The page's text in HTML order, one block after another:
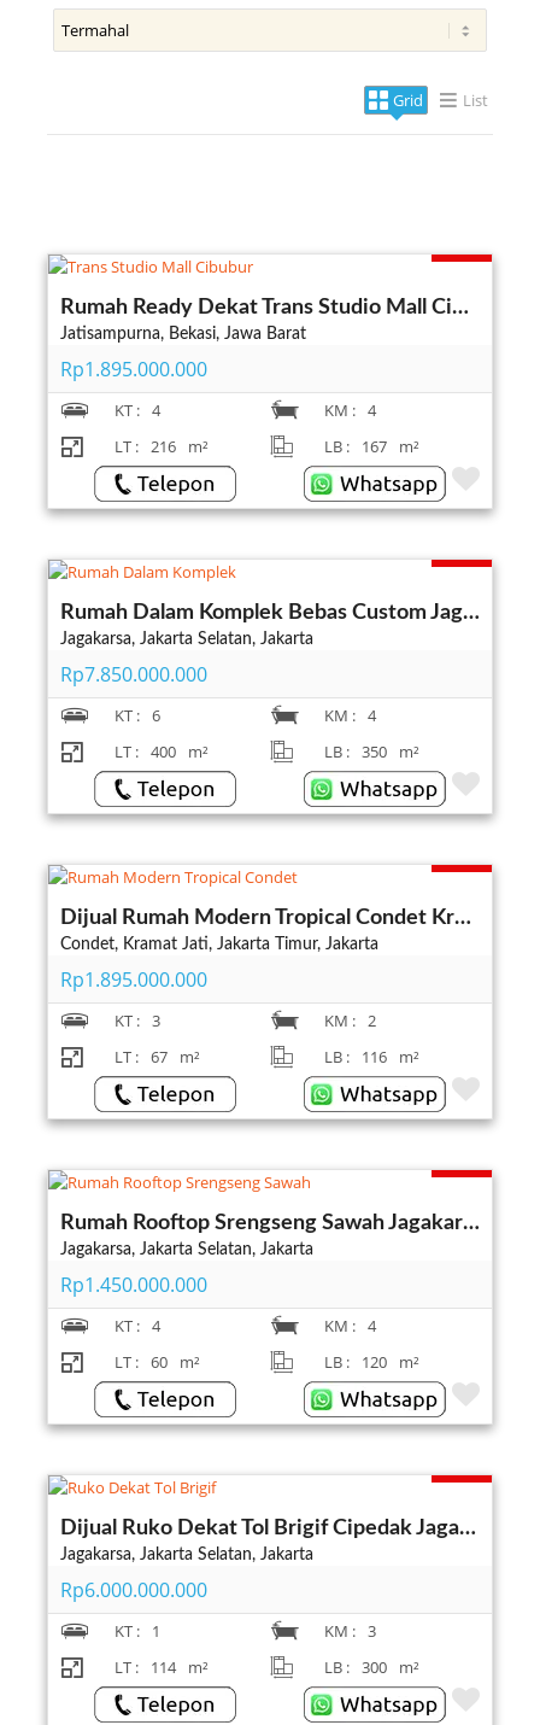
Grid List
Rumah Ready Dekat Trans Studio Mall Cibubur Jatisampurna Bekasi
Jatisampurna, Bekasi, Jawa Barat
Rp1.895.000.000
KT : 4 KM : 4
LT : 216 m² LB : 167 m²
Rumah Dalam Komplek Bebas Custom Jagakarsa Jakarta Selatan
Jagakarsa, Jakarta Selatan, Jakarta
Rp7.850.000.000
KT : 6 KM : 4
LT : 400 m² LB : 350 m²
Dijual Rumah Modern Tropical Condet Kramat Jati Jakarta Timur
Condet, Kramat Jati, Jakarta Timur, Jakarta
Rp1.895.000.000
KT : 3 KM : 2
LT : 67 m² LB : 116 m²
Rumah Rooftop Srengseng Sawah Jagakarsa Jakarta Selatan
Jagakarsa, Jakarta Selatan, Jakarta
Rp1.450.000.000
KT : 4 KM : 4
LT : 60 m² LB : 120 m²
Dijual Ruko Dekat Tol Brigif Cipedak Jagakarsa Jakarta Selatan
Jagakarsa, Jakarta Selatan, Jakarta
Rp6.000.000.000
KT : 1 KM : 3
LT :
114 m² LB : 300 m²